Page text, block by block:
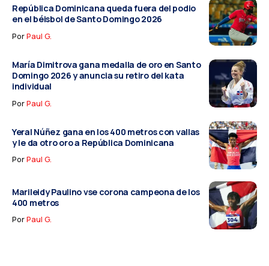
República Dominicana queda fuera del podio
en el béisbol de Santo Domingo 2026
PorPaul G.
María Dimitrova gana medalla de oro en Santo
Domingo 2026 y anuncia su retiro del kata
individual
PorPaul G.
Yeral Núñez gana en los 400 metros con vallas
y le da otro oro a República Dominicana
PorPaul G.
Marileidy Paulino vse corona campeona de los
400 metros
PorPaul G.